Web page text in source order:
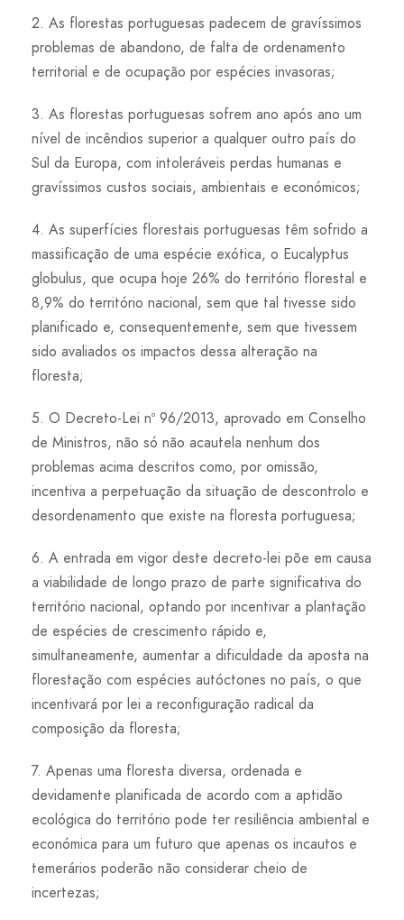
2. As florestas portuguesas padecem de gravíssimos
problemas de abandono, de falta de ordenamento
territorial e de ocupação por espécies invasoras;
3. As florestas portuguesas sofrem ano após ano um
nível de incêndios superior a qualquer outro país do
Sul da Europa, com intoleráveis perdas humanas e
gravíssimos custos sociais, ambientais e económicos;
4. As superfícies florestais portuguesas têm sofrido a
massificação de uma espécie exótica, o Eucalyptus
globulus, que ocupa hoje 26% do território florestal e
8,9% do território nacional, sem que tal tivesse sido
planificado e, consequentemente, sem que tivessem
sido avaliados os impactos dessa alteração na
floresta;
5. O Decreto-Lei nº 96/2013, aprovado em Conselho
de Ministros, não só não acautela nenhum dos
problemas acima descritos como, por omissão,
incentiva a perpetuação da situação de descontrolo e
desordenamento que existe na floresta portuguesa;
6. A entrada em vigor deste decreto-lei põe em causa
a viabilidade de longo prazo de parte significativa do
território nacional, optando por incentivar a plantação
de espécies de crescimento rápido e,
simultaneamente, aumentar a dificuldade da aposta na
florestação com espécies autóctones no país, o que
incentivará por lei a reconfiguração radical da
composição da floresta;
7. Apenas uma floresta diversa, ordenada e
devidamente planificada de acordo com a aptidão
ecológica do território pode ter resiliência ambiental e
económica para um futuro que apenas os incautos e
temerários poderão não considerar cheio de
incertezas;